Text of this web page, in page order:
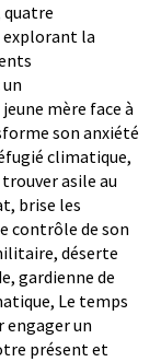
quatre
explorant la
mère face à
son anxiété
climatique,
asile au
brise les
contrôle de son
déserte
gardienne de
Le temps
un
présent et